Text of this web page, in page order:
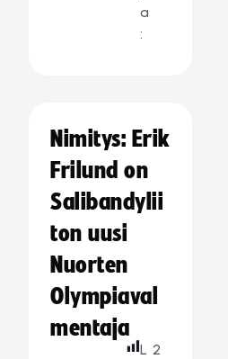
a
:
Nimitys: Erik
Frilund on
Salibandylii
ton uusi
Nuorten
Olympiaval
mentaja
L 2